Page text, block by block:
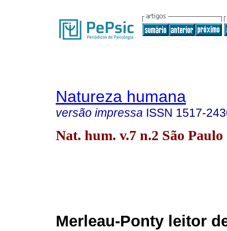
Natureza humana
versão impressa ISSN 1517-
Nat. hum. v.7 n.2 São Paulo
Merleau-Ponty leitor